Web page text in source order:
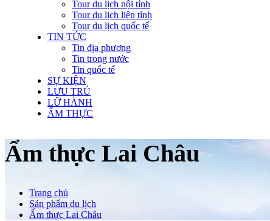
Tour du lịch nội tỉnh
Tour du lịch liên tỉnh
Tour du lịch quốc tế
TIN TỨC
Tin địa phương
Tin trong nước
Tin quốc tế
SỰ KIỆN
LƯU TRÚ
LỮ HÀNH
ẨM THỰC
Ẩm thực Lai Châu
Trang chủ
Sản phẩm du lịch
Ẩm thực Lai Châu